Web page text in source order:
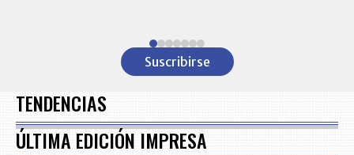
Suscribirse
TENDENCIAS
ÚLTIMA EDICIÓN IMPRESA